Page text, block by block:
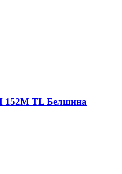
152M TL Белшина